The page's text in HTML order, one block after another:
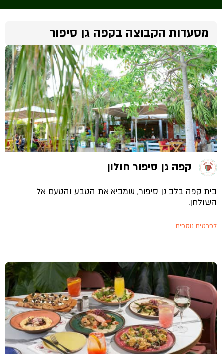
מסעדות הקבוצה בקפה גן סיפור
קפה גן סיפור חולון
בית קפה בלב גן סיפור, שמביא את הטבע והטעם אל
השולחן.
לפרטים נוספים